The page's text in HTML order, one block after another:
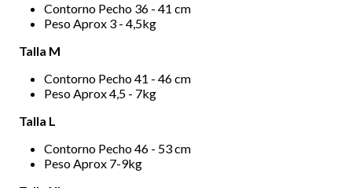
Contorno Pecho 36 - 41 cm
Peso Aprox 3 - 4,5kg
Talla M
Contorno Pecho 41 - 46 cm
Peso Aprox 4,5 - 7kg
Talla L
Contorno Pecho 46 - 53 cm
Peso Aprox 7-9kg